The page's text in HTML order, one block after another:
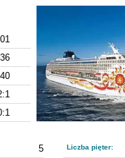
5 Liczba pięter: